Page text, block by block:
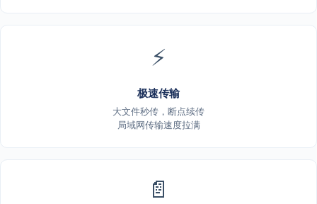
⚡
极速传输
大文件秒传，断点续传
局域网传输速度拉满
📄